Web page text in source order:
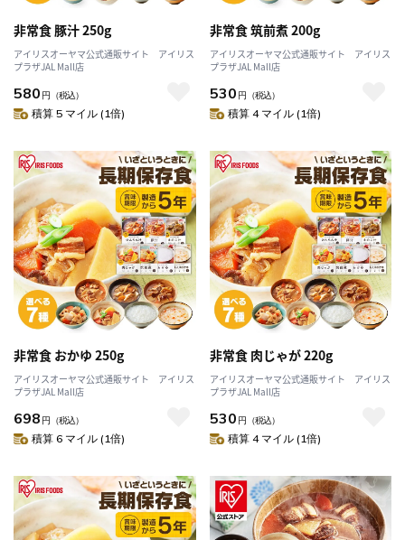
非常食 豚汁 250g
アイリスオーヤマ公式通販サイト アイリス
プラザJAL Mall店
580 円 （税込）
積算 5 マイル (1倍)
非常食 筑前煮 200g
アイリスオーヤマ公式通販サイト アイリス
プラザJAL Mall店
530 円 （税込）
積算 4 マイル (1倍)
非常食 おかゆ 250g
アイリスオーヤマ公式通販サイト アイリス
プラザJAL Mall店
698 円 （税込）
積算 6 マイル (1倍)
非常食 肉じゃが 220g
アイリスオーヤマ公式通販サイト アイリス
プラザJAL Mall店
530 円 （税込）
積算 4 マイル (1倍)